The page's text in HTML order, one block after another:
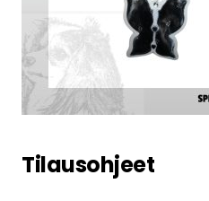
Tilausohjeet